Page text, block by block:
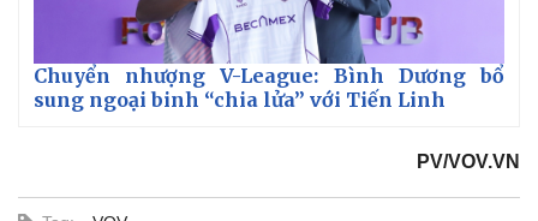
Chuyển nhượng V-League: Bình Dương bổ
sung ngoại binh “chia lửa” với Tiến Linh
PV/VOV.VN